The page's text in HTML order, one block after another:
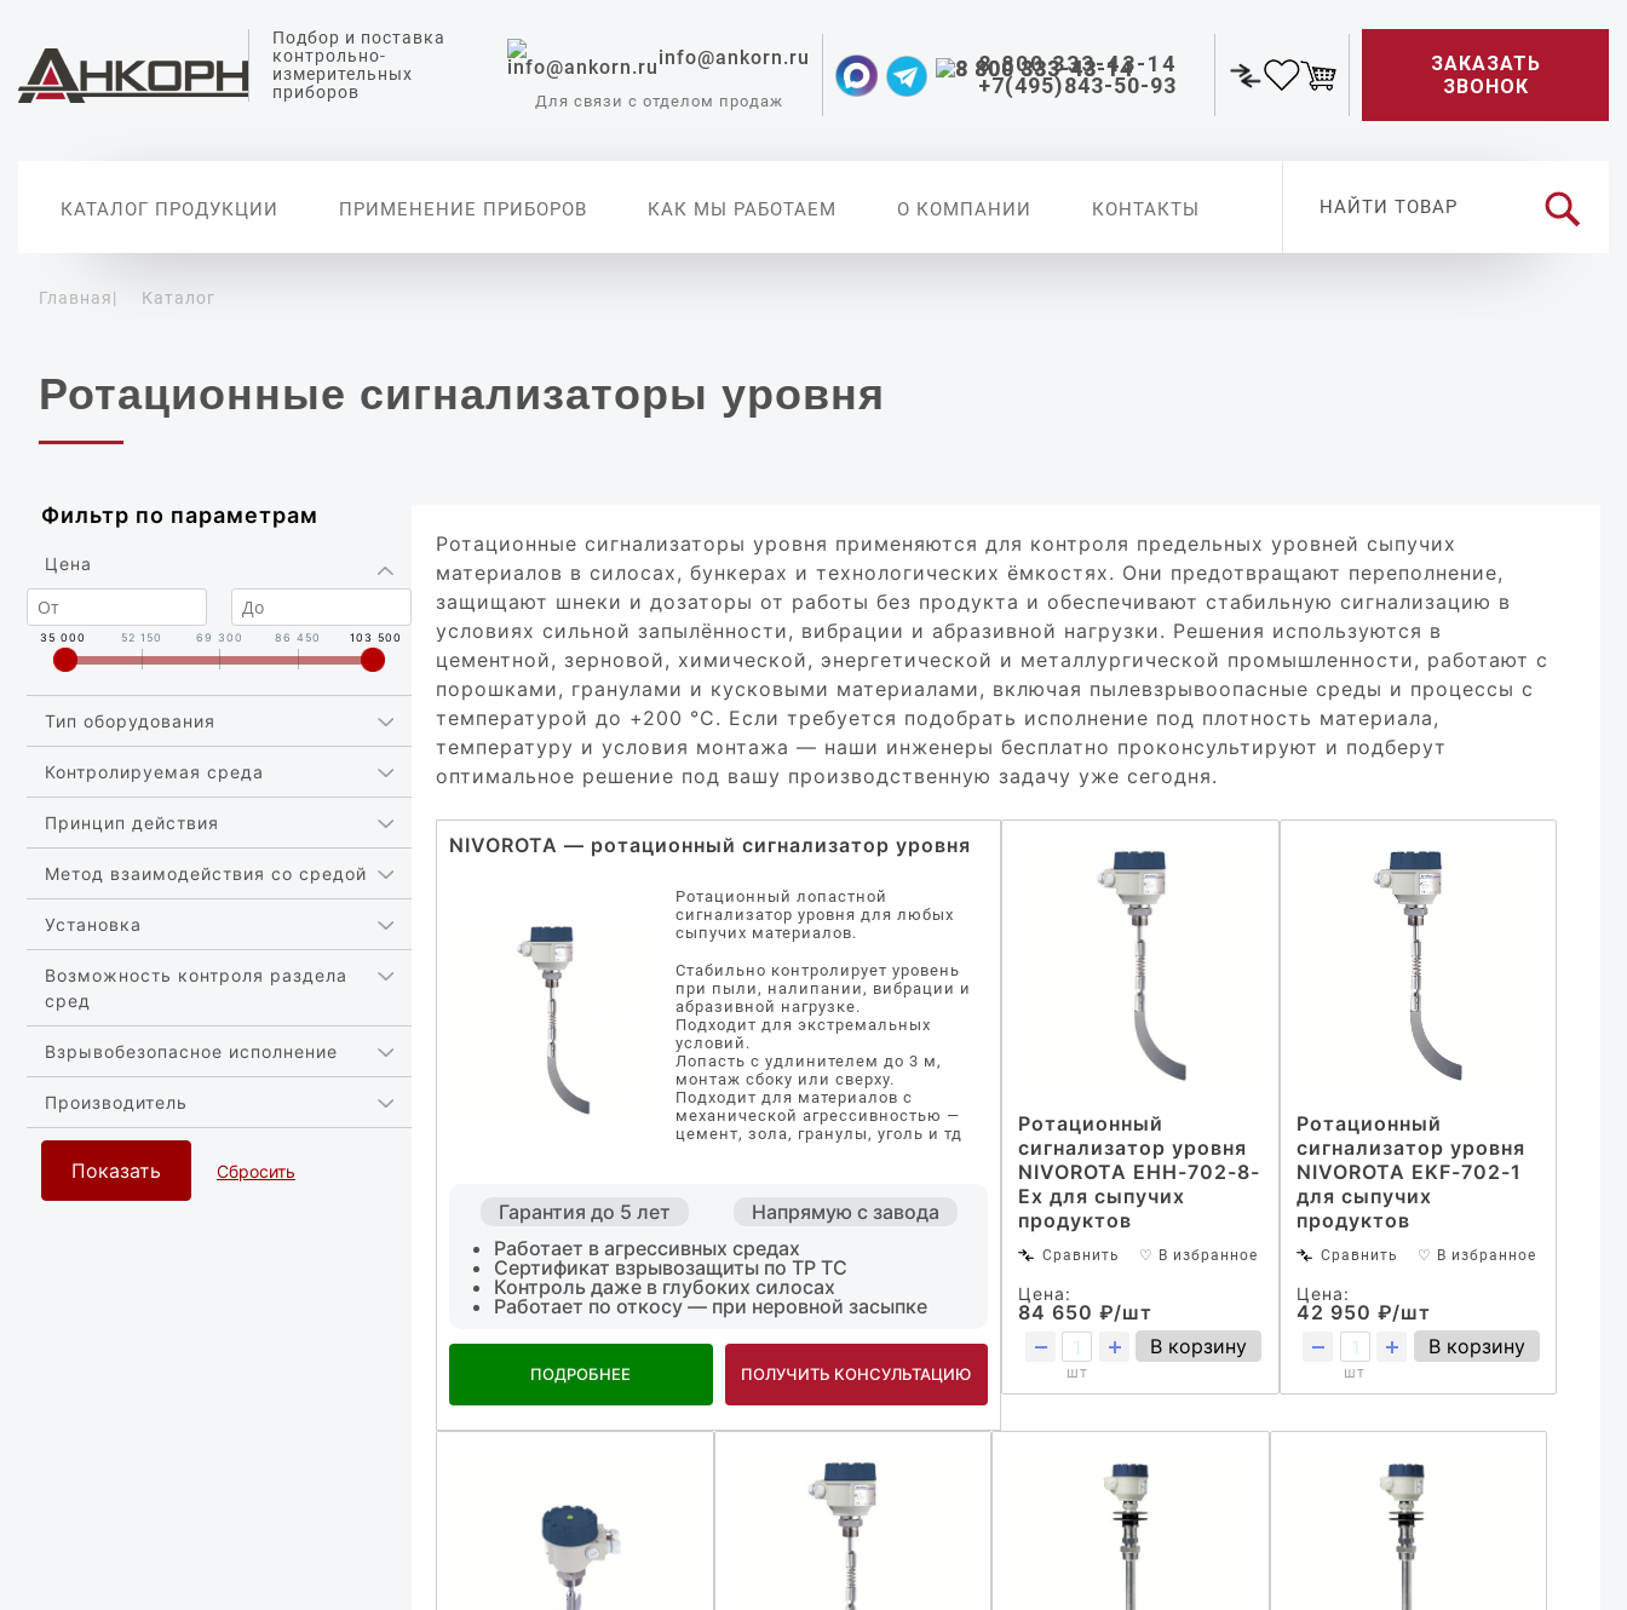
Подбор и поставка
контрольно-
измерительных
приборов
info@ankorn.ru
Для связи с отделом продаж
8 800 333-43-14
+7(495)843-50-93
ЗАКАЗАТЬ
ЗВОНОК
КАТАЛОГ ПРОДУКЦИИ ПРИМЕНЕНИЕ ПРИБОРОВ КАК МЫ РАБОТАЕМ О КОМПАНИИ КОНТАКТЫ
Сигнализаторы уровня Датчики проводимости
Датчики растворенного
Дифференциальные
датчики давления
Главная| Каталог
Ротационные сигнализаторы уровня
Фильтр по параметрам
Цена
35 000 52 150 69 300 86 450 103 500
Тип оборудования
Контролируемая среда
Принцип действия
Метод взаимодействия со средой
Установка
Возможность контроля раздела
сред
Взрывобезопасное исполнение
Производитель
Ротационные сигнализаторы уровня применяются для контроля предельных уровней сыпучих
материалов в силосах, бункерах и технологических ёмкостях. Они предотвращают переполнение,
защищают шнеки и дозаторы от работы без продукта и обеспечивают стабильную сигнализацию в
условиях сильной запылённости, вибрации и абразивной нагрузки. Решения используются в
цементной, зерновой, химической, энергетической и металлургической промышленности, работают с
порошками, гранулами и кусковыми материалами, включая пылевзрывоопасные среды и процессы с
температурой до +200 °C. Если требуется подобрать исполнение под плотность материала,
температуру и условия монтажа — наши инженеры бесплатно проконсультируют и подберут
оптимальное решение под вашу производственную задачу уже сегодня.
NIVOROTA — ротационный сигнализатор уровня
Ротационный лопастной
сигнализатор уровня для любых
сыпучих материалов.
Стабильно контролирует уровень
при пыли, налипании, вибрации и
абразивной нагрузке.
Подходит для экстремальных
условий.
Лопасть с удлинителем до 3 м,
монтаж сбоку или сверху.
Подходит для материалов с
механической агрессивностью —
цемент, зола, гранулы, уголь и тд
Гарантия до 5 лет
Напрямую с завода
Работает в агрессивных средах
Сертификат взрывозащиты по ТР ТС
Контроль даже в глубоких силосах
Работает по откосу — при неровной засыпке
ПОДРОБНЕЕ ПОЛУЧИТЬ КОНСУЛЬТАЦИЮ
Ротационный
сигнализатор уровня
NIVOROTA EHH-702-8-
Ex для сыпучих
продуктов
Сравнить ♡ В избранное
Цена:
84 650 ₽/шт
шт
В корзину
Ротационный
сигнализатор уровня
NIVOROTA EKF-702-1
для сыпучих
продуктов
Сравнить ♡ В избранное
Цена:
42 950 ₽/шт
шт
В корзину